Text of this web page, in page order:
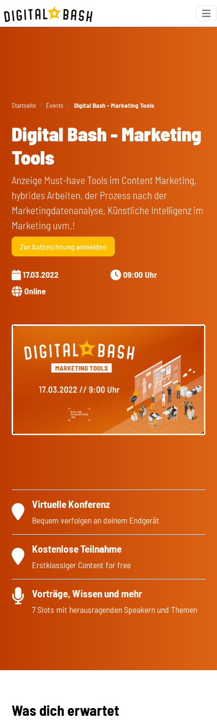
Startseite Events Digital Bash - Marketing Tools
Digital Bash - Marketing
Tools
Anzeige Must-have Tools im Content Marketing,
hybrides Arbeiten, der Prozess nach der
Marketingdatenanalyse, Künstliche Intelligenz im
Marketing uvm.!
Zur Aufzeichnung anmelden
17.03.2022
09:00 Uhr
Online
Virtuelle Konferenz
Bequem verfolgen an deinem Endgerät
Kostenlose Teilnahme
Erstklassiger Content for free
Vorträge, Wissen und mehr
7 Slots mit herausragenden Speakern und Themen
Was dich erwartet